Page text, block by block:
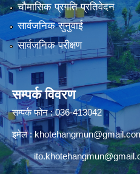
चौमासिक प्रगति प्रतिवेदन
सार्वजनिक सुनुवाई
सार्वजनिक परीक्षण
सम्पर्क विवरण
सम्पर्क फोन : 036-413042
इमेल :